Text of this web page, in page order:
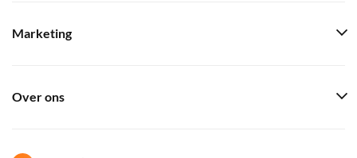
Marketing
Over ons